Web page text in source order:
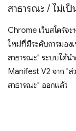
สาธารณะ / ไม่เป็
Chrome เว็บสโตร์จ
ใหม่ที่มีระดับการมอง
สาธารณะ" ระบบได้น
Manifest V2 จาก "ส่
สาธารณะ" ออกแล้ว